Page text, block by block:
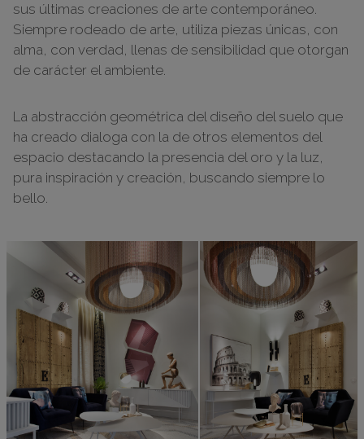
sus últimas creaciones de arte contemporáneo.
Siempre rodeado de arte, utiliza piezas únicas, con
alma, con verdad, llenas de sensibilidad que otorgan
de carácter el ambiente.
La abstracción geométrica del diseño del suelo que
ha creado dialoga con la de otros elementos del
espacio destacando la presencia del oro y la luz,
pura inspiración y creación, buscando siempre lo
bello.